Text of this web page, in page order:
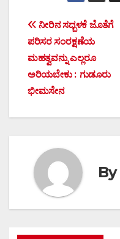
Post
navigation
ನೀರಿನ ಸದ್ಬಳಕೆ ಜೊತೆಗೆ
ಪರಿಸರ ಸಂರಕ್ಷಣೆಯ
ಮಹತ್ವವನ್ನು ಎಲ್ಲರೂ
ಅರಿಯಬೇಕು : ಗುಡೂರು
ಭೀಮಸೇನ
By